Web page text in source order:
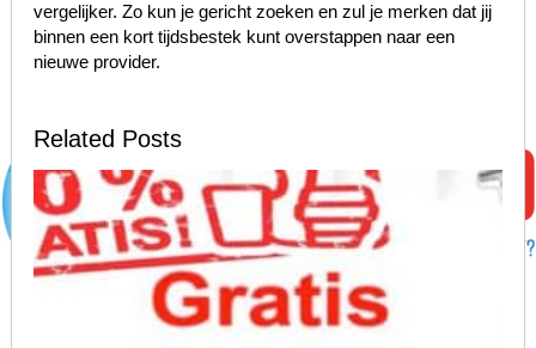
vergelijker. Zo kun je gericht zoeken en zul je merken dat jij
binnen een kort tijdsbestek kunt overstappen naar een
nieuwe provider.
Related Posts